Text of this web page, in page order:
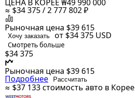
ЦЕНА В КОРЕЕ ₩49 990 000
≈ $34 375 / 2 777 802 ₽
Рыночная цена $39 615
Хочу заказать от $34 375 USD
Смотреть больше
$34 375
Рыночная цена $39 615
Подробнее Рассчитать
≈ $37 133стоимость авто в Корее